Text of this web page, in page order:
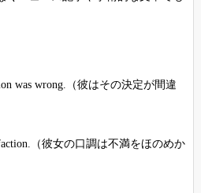
was wrong.（彼はその決定が間違
（彼女の口調は不満をほのめか